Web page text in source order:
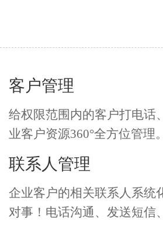
客户管理
给权限范围内的客户打电话
业客户资源360°全方位管理。
联系人管理
企业客户的相关联系人系统
对事！电话沟通、发送短信